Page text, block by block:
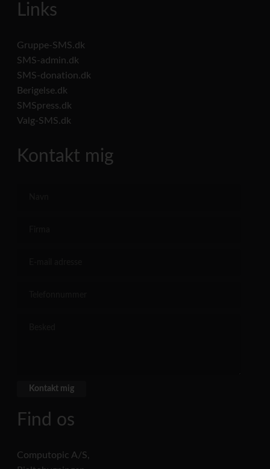
Links
Gruppe-SMS.dk
SMS-admin.dk
SMS-donation.dk
Berigelse.dk
SMSpress.dk
Valg-SMS.dk
Kontakt mig
Find os
Computopic A/S,